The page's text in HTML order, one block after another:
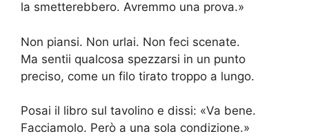
la smetterebbero. Avremmo una prova.»
Non piansi. Non urlai. Non feci scenate.
Ma sentii qualcosa spezzarsi in un punto
preciso, come un filo tirato troppo a lungo.
Posai il libro sul tavolino e dissi: «Va bene.
Facciamolo. Però a una sola condizione.»